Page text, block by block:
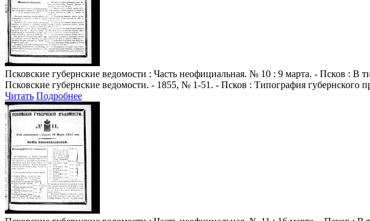
Псковские губернские ведомости : Часть неофициальная. № 10 : 9 марта. - Псков : В
Псковские губернские ведомости. - 1855, № 1-51. - Псков : Типография губернского
Читать Подробнее